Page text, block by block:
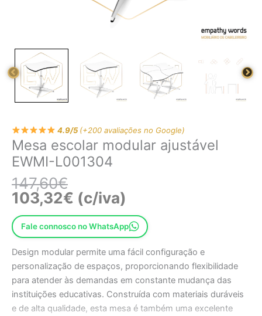
4.9/5(+200 avaliações no Google)
Mesa escolar modular ajustável
EWMI-L001304
147,60€
103,32€ (c/iva)
Fale connosco no WhatsApp
Design modular permite uma fácil configuração e
personalização de espaços, proporcionando flexibilidade
para atender às demandas em constante mudança das
instituições educativas. Construída com materiais duráveis
e de alta qualidade, esta mesa é também uma excelente